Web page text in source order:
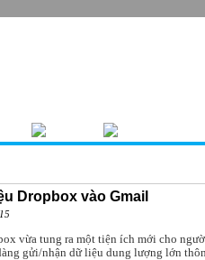
Dropbox vào Gmail
vừa tung ra một tiện ích mới cho
gửi/nhận dữ liệu dung lượng lớn